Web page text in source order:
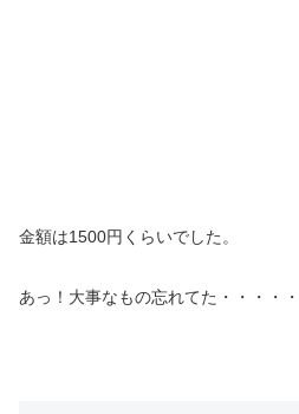
金額は1500円くらいでした。
あっ！大事なもの忘れてた・・・・・